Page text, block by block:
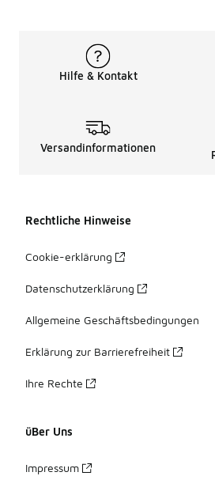
Hilfe & Kontakt
Versandinformationen
Rechtliche Hinweise
Cookie-erklärung
Datenschutzerklärung
Allgemeine Geschäftsbedingungen
Erklärung zur Barrierefreiheit
Ihre Rechte
üBer Uns
Impressum